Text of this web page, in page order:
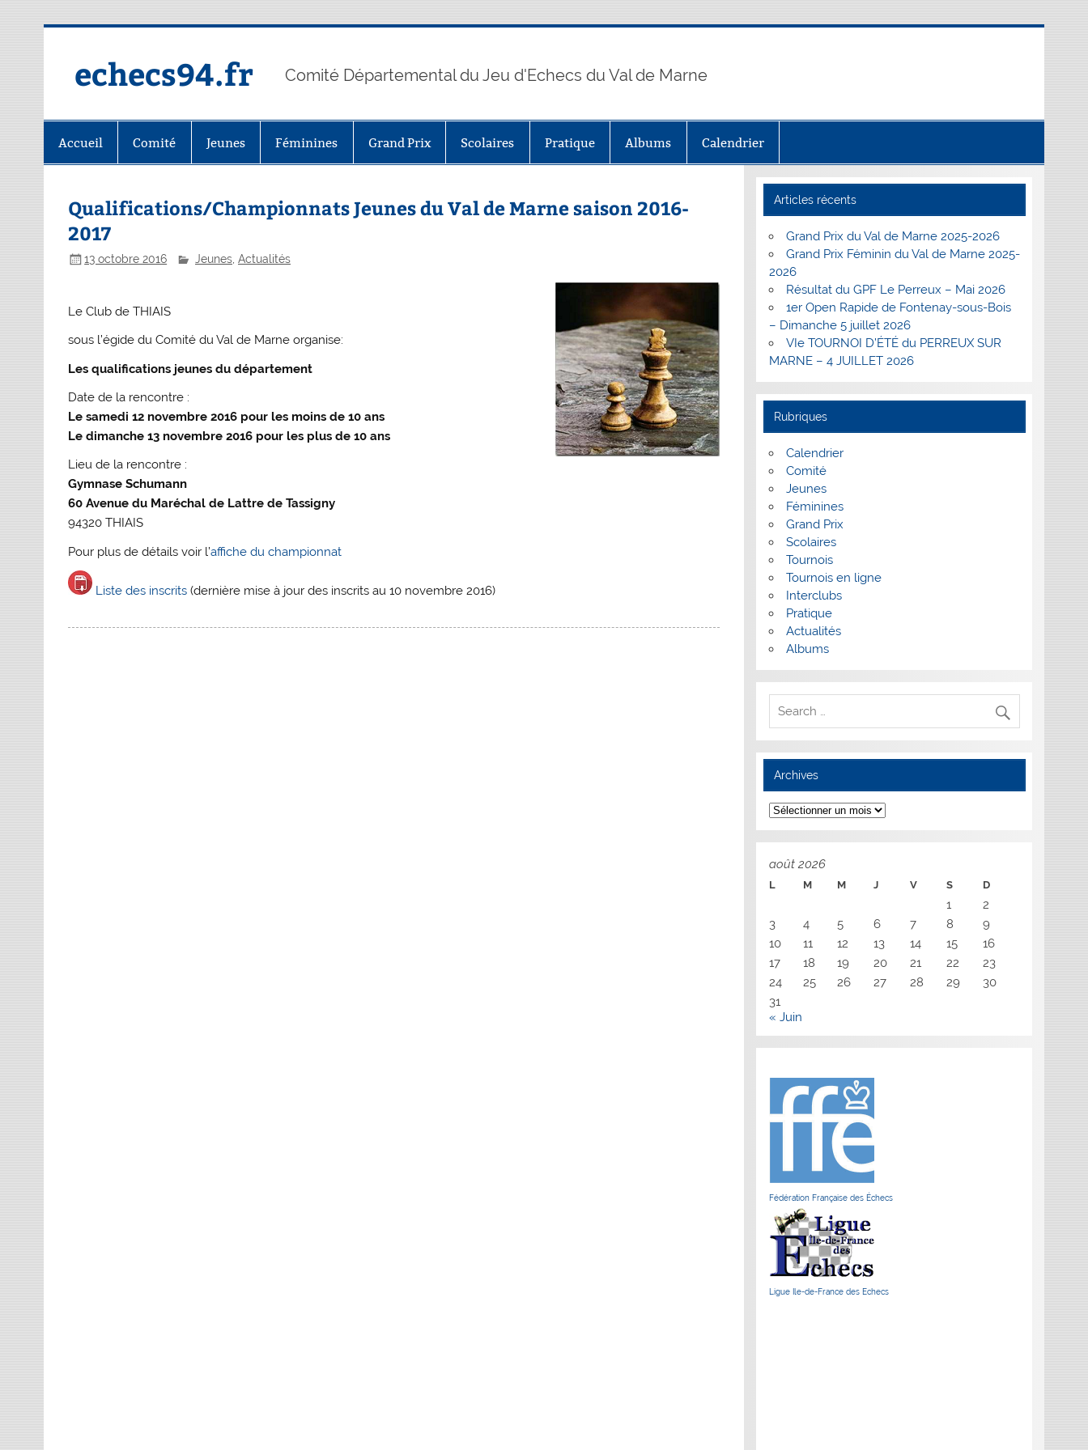
echecs94.fr Comité Départemental du Jeu d'Echecs du Val de Marne
Accueil Comité Jeunes Féminines Grand Prix Scolaires Pratique Albums Calendrier
Qualifications/Championnats Jeunes du Val de Marne saison 2016-
2017
13 octobre 2016 Jeunes, Actualités
Le Club de THIAIS
sous l’égide du Comité du Val de Marne organise:
Les qualifications jeunes du département
Date de la rencontre :
Le samedi 12 novembre 2016 pour les moins de 10 ans
Le dimanche 13 novembre 2016 pour les plus de 10 ans
Lieu de la rencontre :
Gymnase Schumann
60 Avenue du Maréchal de Lattre de Tassigny
94320 THIAIS
Pour plus de détails voir l’affiche du championnat
Liste des inscrits (dernière mise à jour des inscrits au 10 novembre 2016)
Articles récents
Grand Prix du Val de Marne 2025-2026
Grand Prix Féminin du Val de Marne 2025-
2026
Résultat du GPF Le Perreux – Mai 2026
1er Open Rapide de Fontenay-sous-Bois
– Dimanche 5 juillet 2026
VIe TOURNOI D’ÉTÉ du PERREUX SUR
MARNE – 4 JUILLET 2026
Rubriques
Calendrier
Comité
Jeunes
Féminines
Grand Prix
Scolaires
Tournois
Tournois en ligne
Interclubs
Pratique
Actualités
Albums
Archives
Archives
août 2026
L M M J V S D
1
2
3
4 5 6 7 8
9
10
11 12 13 14 15
16
17
18 19 20 21 22
23
24
25 26 27 28 29
30
31
« Juin
Fédération Française des Échecs
Ligue Ile-de-France des Echecs